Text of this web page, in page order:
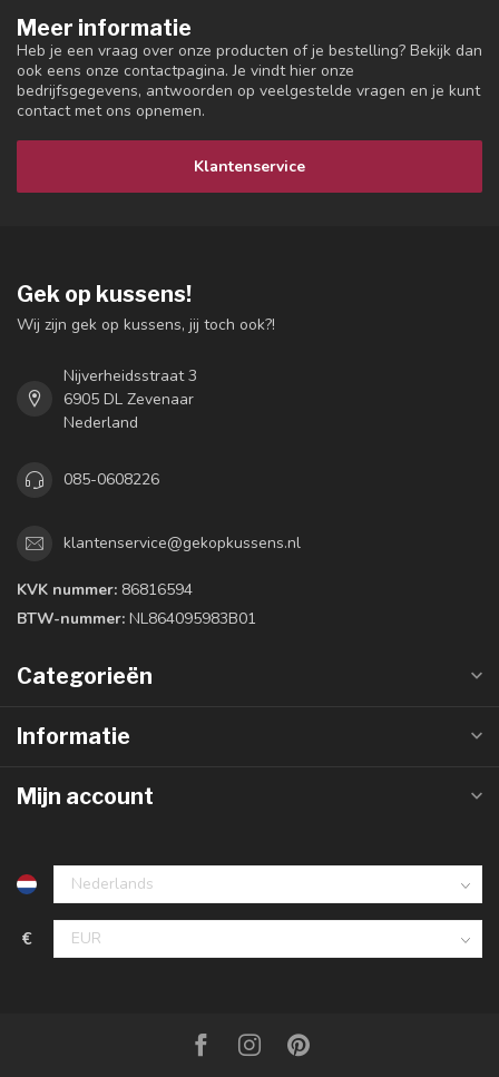
Meer informatie
Heb je een vraag over onze producten of je bestelling? Bekijk dan
ook eens onze contactpagina. Je vindt hier onze
bedrijfsgegevens, antwoorden op veelgestelde vragen en je kunt
contact met ons opnemen.
Klantenservice
Gek op kussens!
Wij zijn gek op kussens, jij toch ook?!
Nijverheidsstraat 3
6905 DL Zevenaar
Nederland
085-0608226
klantenservice@gekopkussens.nl
KVK nummer: 86816594
BTW-nummer: NL864095983B01
Categorieën
Informatie
Mijn account
€